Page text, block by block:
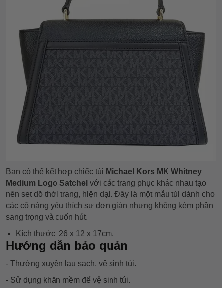
Bạn có thể kết hợp chiếc túi Michael Kors MK Whitney
Medium Logo Satchel với các trang phục khác nhau tạo
nên set đồ thời trang, hiện đại. Đây là một mẫu túi dành cho
các cô nàng yêu thích sự đơn giản nhưng không kém phần
sang trọng và cuốn hút.
Kích thước: 26 x 12 x 17cm.
Hướng dẫn bảo quản
- Thường xuyên lau sạch, vệ sinh túi.
- Sử dụng khăn mềm để vệ sinh túi.